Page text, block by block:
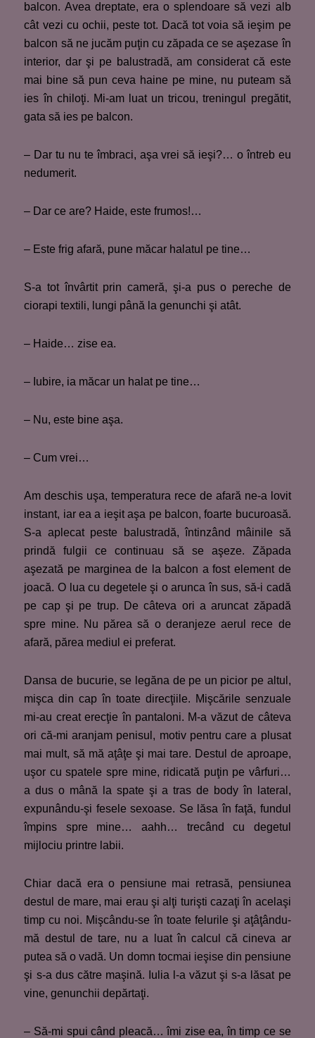
balcon. Avea dreptate, era o splendoare să vezi alb
cât vezi cu ochii, peste tot. Dacă tot voia să ieşim pe
balcon să ne jucăm puţin cu zăpada ce se aşezase în
interior, dar şi pe balustradă, am considerat că este
mai bine să pun ceva haine pe mine, nu puteam să
ies în chiloţi. Mi-am luat un tricou, treningul pregătit,
gata să ies pe balcon.
– Dar tu nu te îmbraci, aşa vrei să ieşi?… o întreb eu
nedumerit.
– Dar ce are? Haide, este frumos!…
– Este frig afară, pune măcar halatul pe tine…
S-a tot învârtit prin cameră, şi-a pus o pereche de
ciorapi textili, lungi până la genunchi şi atât.
– Haide… zise ea.
– Iubire, ia măcar un halat pe tine…
– Nu, este bine aşa.
– Cum vrei…
Am deschis uşa, temperatura rece de afară ne-a lovit
instant, iar ea a ieşit aşa pe balcon, foarte bucuroasă.
S-a aplecat peste balustradă, întinzând mâinile să
prindă fulgii ce continuau să se aşeze. Zăpada
aşezată pe marginea de la balcon a fost element de
joacă. O lua cu degetele şi o arunca în sus, să-i cadă
pe cap şi pe trup. De câteva ori a aruncat zăpadă
spre mine. Nu părea să o deranjeze aerul rece de
afară, părea mediul ei preferat.
Dansa de bucurie, se legăna de pe un picior pe altul,
mişca din cap în toate direcţiile. Mişcările senzuale
mi-au creat erecţie în pantaloni. M-a văzut de câteva
ori că-mi aranjam penisul, motiv pentru care a plusat
mai mult, să mă aţâţe şi mai tare. Destul de aproape,
uşor cu spatele spre mine, ridicată puţin pe vârfuri…
a dus o mână la spate şi a tras de body în lateral,
expunându-şi fesele sexoase. Se lăsa în faţă, fundul
împins spre mine… aahh… trecând cu degetul
mijlociu printre labii.
Chiar dacă era o pensiune mai retrasă, pensiunea
destul de mare, mai erau şi alţi turişti cazaţi în acelaşi
timp cu noi. Mişcându-se în toate felurile şi aţâţându-
mă destul de tare, nu a luat în calcul că cineva ar
putea să o vadă. Un domn tocmai ieşise din pensiune
şi s-a dus către maşină. Iulia l-a văzut şi s-a lăsat pe
vine, genunchii depărtaţi.
– Să-mi spui când pleacă… îmi zise ea, în timp ce se